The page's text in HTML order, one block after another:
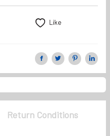
Like
Return Conditions